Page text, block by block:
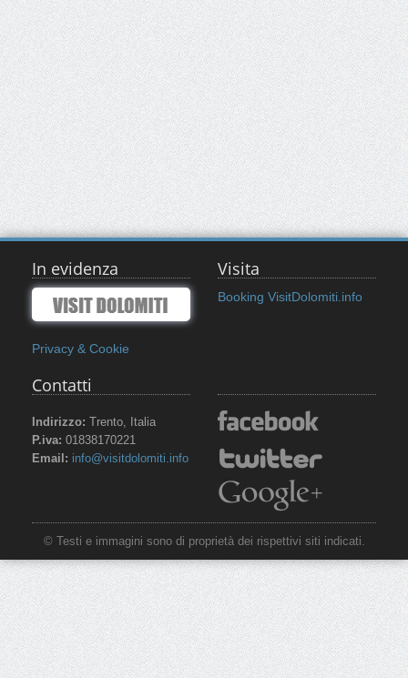
In evidenza
Privacy & Cookie
Visita
Booking VisitDolomiti.info
Contatti
Indirizzo: Trento, Italia
P.iva: 01838170221
Email: info@visitdolomiti.info
© Testi e immagini sono di proprietà dei rispettivi siti indicati.